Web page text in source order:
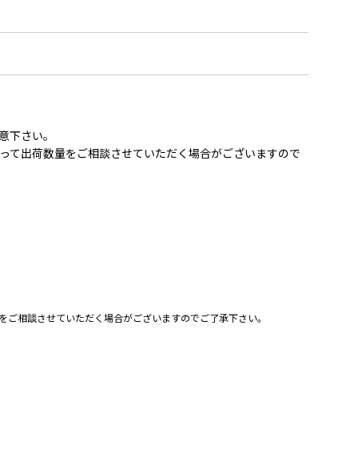
さい。
出荷数量をご相談させていただく場合がございますので
相談させていただく場合がございますのでご了承下さい。